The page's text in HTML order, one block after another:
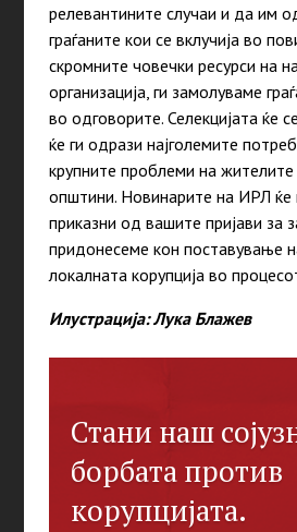
релевантините случаи и да им
граѓаните кои се вклучија во
скромните човечки ресурси на
организација, ги замолуваме
во одговорите. Селекцијата ќе
ќе ги одрази најголемите
крупните проблеми на жителите
општини. Новинарите на ИРЛ ќе
приказни од вашите пријави за
придонесеме кон поставување
локалната корупција во
Илустрација: Лука Блажев
Стани наш
борбата против
корупцијата.